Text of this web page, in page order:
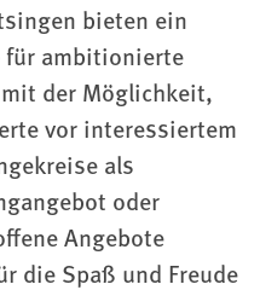
bieten ein
für ambitionierte
der Möglichkeit,
vor interessiertem
als
oder
Angebote
die Spaß und Freude